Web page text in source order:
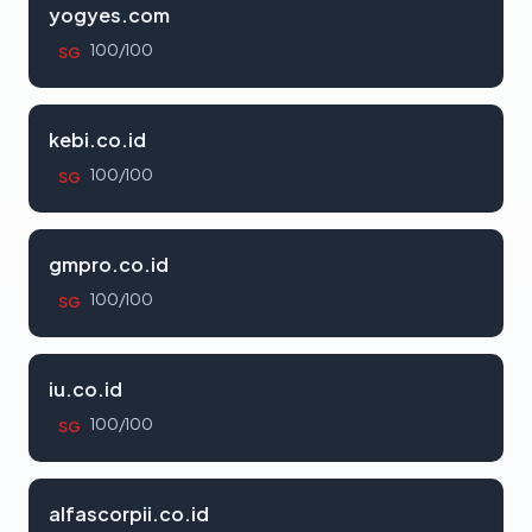
yogyes.com
SG 100/100
kebi.co.id
SG 100/100
gmpro.co.id
SG 100/100
iu.co.id
SG 100/100
alfascorpii.co.id